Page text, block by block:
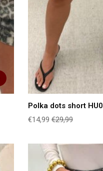
Polka dots short
€14,99 €29,99